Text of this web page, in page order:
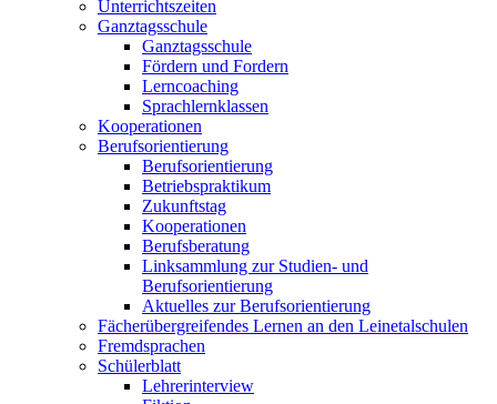
Unterrichtszeiten
Ganztagsschule
Ganztagsschule
Fördern und Fordern
Lerncoaching
Sprachlernklassen
Kooperationen
Berufsorientierung
Berufsorientierung
Betriebspraktikum
Zukunftstag
Kooperationen
Berufsberatung
Linksammlung zur Studien- und
Berufsorientierung
Aktuelles zur Berufsorientierung
Fächerübergreifendes Lernen an den Leinetalschulen
Fremdsprachen
Schülerblatt
Lehrerinterview